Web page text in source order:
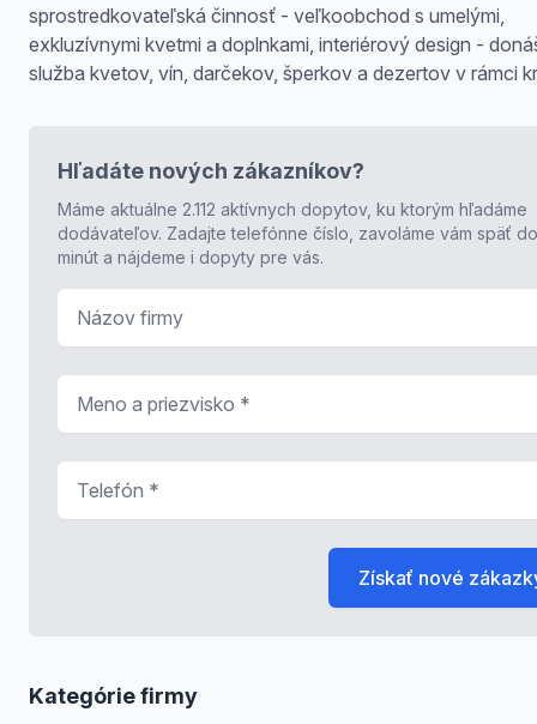
sprostredkovateľská činnosť - veľkoobchod s umelými,
exkluzívnymi kvetmi a doplnkami, interiérový design -
služba kvetov, vín, darčekov, šperkov a dezertov v rámci
Kategórie firmy
Hľadáte nových zákazníkov?
Máme aktuálne 2.112 aktívnych dopytov, ku ktorým hľadáme
dodávateľov. Zadajte telefónne číslo, zavoláme vám späť
minút a nájdeme i dopyty pre vás.
Získať nové